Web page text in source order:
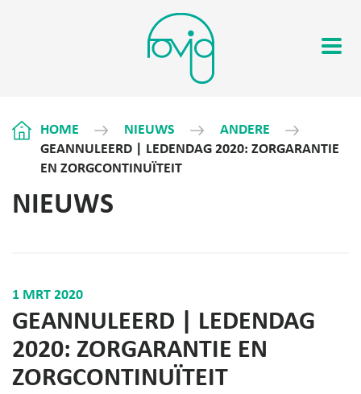
HOME NIEUWS
ANDERE
GEANNULEERD | LEDENDAG 2020: ZORGARANTIE
EN ZORGCONTINUÏTEIT
NIEUWS
1 MRT 2020
GEANNULEERD | LEDENDAG
2020: ZORGARANTIE EN
ZORGCONTINUÏTEIT